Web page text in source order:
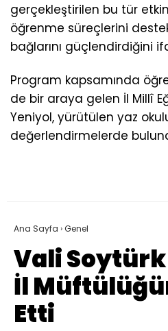
gerçekleştirilen bu tür
öğrenme süreçlerini
bağlarını güçlendirdiğini
Program kapsamında
de bir araya gelen İl Millî
Yeniyol, yürütülen yaz
değerlendirmelerde
Ana Sayfa ›Genel
Vali
İl
Etti